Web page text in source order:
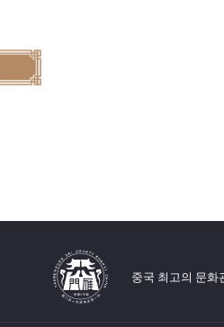
중국 최고의 문화